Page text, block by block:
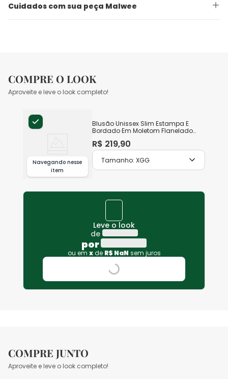
Cuidados com sua peça Malwee
COMPRE O LOOK
Aproveite e leve o look completo!
Navegando nesse
item
Blusão Unissex Slim Estampa E
Bordado Em Moletom Flanelado
R$ 219,90
Tamanho: XGG
Leve o look
de
por
ou em x de R$ NaN sem juros
COMPRE JUNTO
Aproveite e leve o look completo!